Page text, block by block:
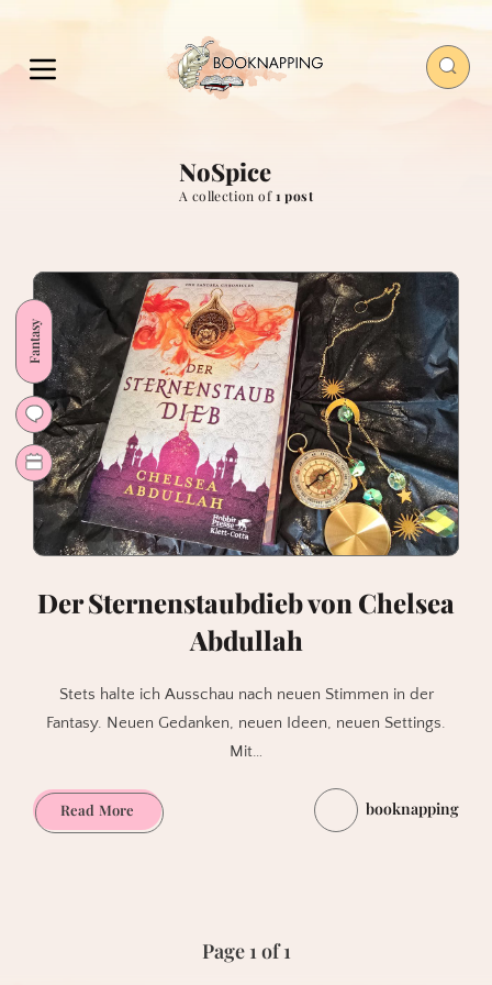
NoSpice
A collection of1 post
Fantasy
Der Sternenstaubdieb von Chelsea
Abdullah
Stets halte ich Ausschau nach neuen Stimmen in der
Fantasy. Neuen Gedanken, neuen Ideen, neuen Settings.
Mit…
Read MoreDer
Sternenstaubdieb
booknapping
Page 1 of 1